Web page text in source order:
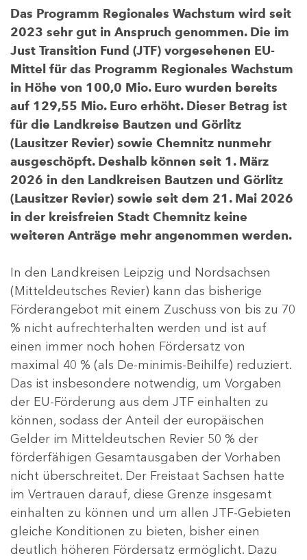
Das Programm Regionales Wachstum wird seit
2023 sehr gut in Anspruch genommen. Die im
Just Transition Fund (JTF) vorgesehenen EU-
Mittel für das Programm Regionales Wachstum
in Höhe von 100,0 Mio. Euro wurden bereits
auf 129,55 Mio. Euro erhöht. Dieser Betrag ist
für die Landkreise Bautzen und Görlitz
(Lausitzer Revier) sowie Chemnitz nunmehr
ausgeschöpft. Deshalb können seit 1. März
2026 in den Landkreisen Bautzen und Görlitz
(Lausitzer Revier) sowie seit dem 21. Mai 2026
in der kreisfreien Stadt Chemnitz keine
weiteren Anträge mehr angenommen werden.
In den Landkreisen Leipzig und Nordsachsen
(Mitteldeutsches Revier) kann das bisherige
Förderangebot mit einem Zuschuss von bis zu 70
% nicht aufrechterhalten werden und ist auf
einen immer noch hohen Fördersatz von
maximal 40 % (als De-minimis-Beihilfe) reduziert.
Das ist insbesondere notwendig, um Vorgaben
der EU-Förderung aus dem JTF einhalten zu
können, sodass der Anteil der europäischen
Gelder im Mitteldeutschen Revier 50 % der
förderfähigen Gesamtausgaben der Vorhaben
nicht überschreitet. Der Freistaat Sachsen hatte
im Vertrauen darauf, diese Grenze insgesamt
einhalten zu können und um allen JTF-Gebieten
gleiche Konditionen zu bieten, bisher einen
deutlich höheren Fördersatz ermöglicht. Dazu